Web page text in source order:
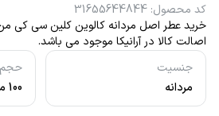
جنسیت
مردانه
حجم
100 میلی لیتر
کد محصول:
31655644844
خرید عطر اصل مردانه کالوین کلین سی کی
اصالت کالا در آرانیکا موجود می باشد.